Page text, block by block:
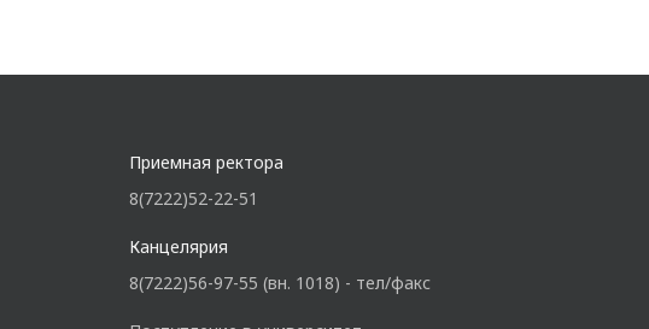
Приемная ректора
8(7222)52-22-51
Канцелярия
8(7222)56-97-55 (вн. 1018) - тел/факс